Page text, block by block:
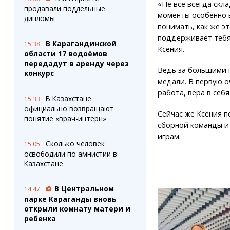
продавали поддельные
дипломы
15:38
В Карагандинской
области 17 водоёмов
передадут в аренду через
конкурс
15:33
В Казахстане
официально возвращают
понятие «врач-интерн»
15:05
Сколько человек
освободили по амнистии в
Казахстане
14:47
В Центральном
парке Караганды вновь
открыли комнату матери и
ребенка
«Не все всегда
моменты
понимать, как же
поддерживает
Ксения.
Ведь за большими
медали. В первую
работа, вера в
Сейчас же Ксения
сборной команды
играм.